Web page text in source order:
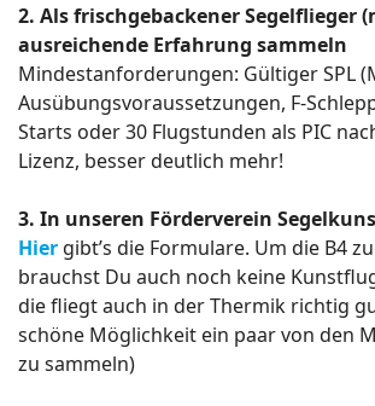
2. Als frischgebackener Segelflieger
ausreichende Erfahrung sammeln
Mindestanforderungen: Gültiger SPL
Ausübungsvoraussetzungen, F-
Starts oder 30 Flugstunden als PIC
Lizenz, besser deutlich mehr!
3. In unseren Förderverein
Hier gibt’s die Formulare. Um die B4
brauchst Du auch noch keine
die fliegt auch in der Thermik richtig
schöne Möglichkeit ein paar von den
zu sammeln)